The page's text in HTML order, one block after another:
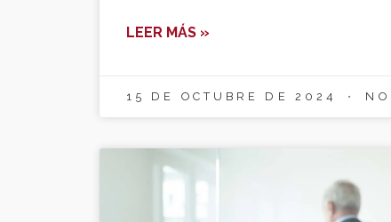
LEER MÁS »
15 DE OCTUBRE DE 2024